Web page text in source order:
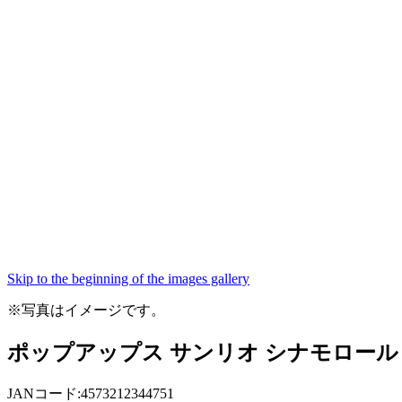
Skip to the beginning of the images gallery
※写真はイメージです。
ポップアップス サンリオ シナモロール
JANコード:4573212344751